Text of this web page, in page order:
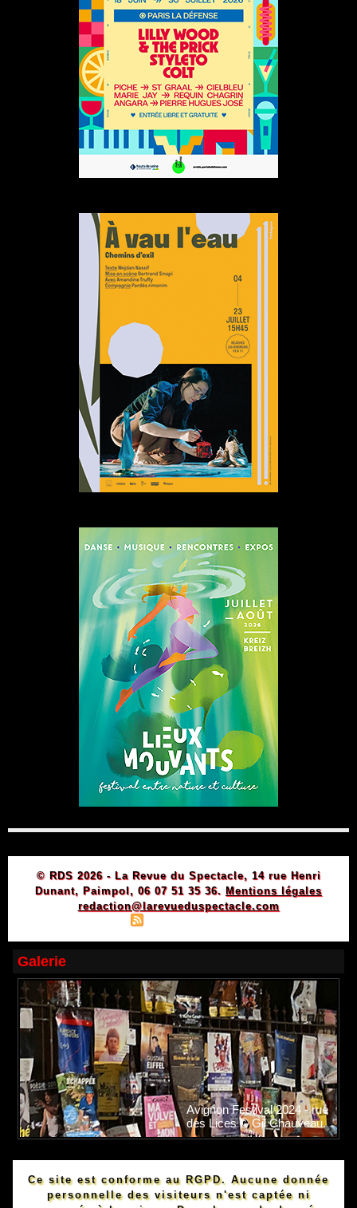
© RDS 2026 - La Revue du Spectacle, 14 rue Henri
Dunant, Paimpol, 06 07 51 35 36. Mentions légales
redaction@larevueduspectacle.com
Galerie
Avignon Festival 2024 - rue
des Lices © Gil Chauveau.
Ce site est conforme au RGPD. Aucune donnée
personnelle des visiteurs n'est captée ni